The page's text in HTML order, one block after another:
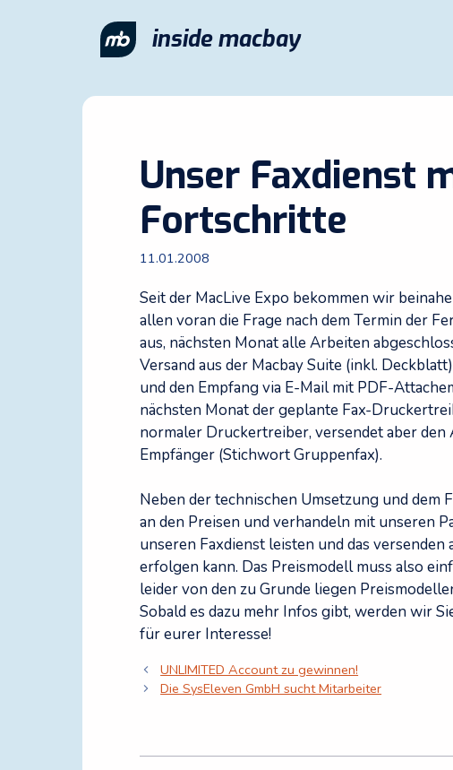
inside macbay
Unser Faxdienst
Fortschritte
11.01.2008
Seit der MacLive Expo bekommen wir
allen voran die Frage nach dem Termin der
aus, nächsten Monat alle Arbeiten
Versand aus der Macbay Suite (inkl.
und den Empfang via E-Mail mit PDF-
nächsten Monat der geplante Fax-
normaler Druckertreiber, versendet aber den
Empfänger (Stichwort Gruppenfax).
Neben der technischen Umsetzung und
an den Preisen und verhandeln mit unseren
unseren Faxdienst leisten und das
erfolgen kann. Das Preismodell muss also
leider von den zu Grunde liegen
Sobald es dazu mehr Infos gibt, werden wir
für eurer Interesse!
UNLIMITED Account zu gewinnen!
Die SysEleven GmbH sucht Mitarbeiter